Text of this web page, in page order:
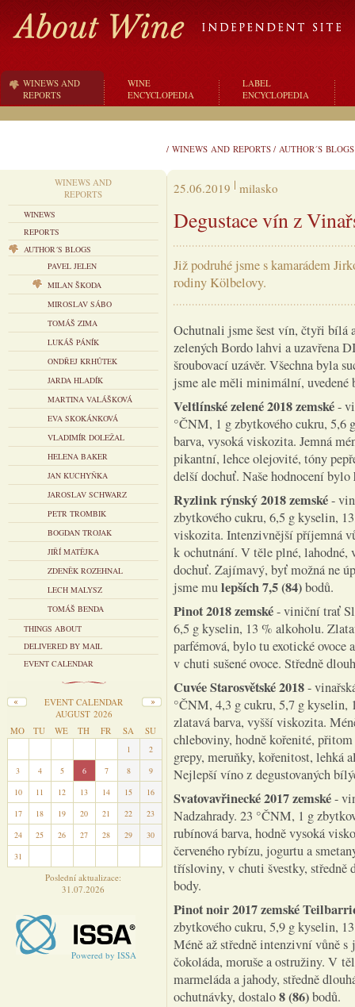
WINEWS AND
REPORTS
WINE
ENCYCLOPEDIA
LABEL
ENCYCLOPEDIA
/ WINEWS AND REPORTS / AUTHOR´S BLOGS
WINEWS AND
REPORTS
WINEWS
REPORTS
AUTHOR´S BLOGS
PAVEL JELEN
MILAN ŠKODA
MIROSLAV SÁBO
TOMÁŠ ZIMA
LUKÁŠ PÁNÍK
ONDŘEJ KRHŮTEK
JARDA HLADÍK
MARTINA VALÁŠKOVÁ
EVA SKOKÁNKOVÁ
VLADIMÍR DOLEŽAL
HELENA BAKER
JAN KUCHYŇKA
JAROSLAV SCHWARZ
PETR TROMBIK
BOGDAN TROJAK
JIŘÍ MATĚJKA
ZDENĚK ROZEHNAL
LECH MALYSZ
TOMÁŠ BENDA
THINGS ABOUT
DELIVERED BY MAIL
EVENT CALENDAR
EVENT CALENDAR
AUGUST 2026
MO
TU WE TH FR SA SU
1
2
3
4 5 6 7 8
9
10
11 12 13 14 15
16
17
18 19 20 21 22
23
24
25 26 27 28 29
30
31
Poslední aktualizace:
31.07.2026
Powered by ISSA
25.06.2019 milasko
Degustace vín z
Již podruhé jsme s kamarádem
rodiny Kölbelovy.
Ochutnali jsme šest vín, čtyři bílá
zelených Bordo lahvi a uzavřena
šroubovací uzávěr. Všechna byla
jsme ale měli minimální, uvedené
Veltlínské zelené 2018 zemské-
°ČNM, 1 g zbytkového cukru, 5,6
barva, vysoká viskozita. Jemná
pikantní, lehce olejovité, tóny
delší dochuť. Naše hodnocení bylo
Ryzlink rýnský 2018 zemské-
zbytkového cukru, 6,5 g kyselin,
viskozita. Intenzivnější příjemná
k ochutnání. V těle plné, lahodné,
dochuť. Zajímavý, byť možná ne
jsme mulepších 7,5 (84)bodů.
Pinot 2018 zemské- viniční trať
6,5 g kyselin, 13 % alkoholu.
parfémová, bylo tu exotické ovoce
v chuti sušené ovoce. Středně
Cuvée Starosvětské 2018-
°ČNM, 4,3 g cukru, 5,7 g kyselin,
zlatavá barva, vyšší viskozita.
chleboviny, hodně kořenité,
grepy, meruňky, kořenitost, lehká
Nejlepší víno z degustovaných
Svatovavřinecké 2017 zemské-
Nadzahrady. 23 °ČNM, 1 g
rubínová barva, hodně vysoká
červeného rybízu, jogurtu a
třísloviny, v chuti švestky,
body.
Pinot noir 2017 zemské
zbytkového cukru, 5,9 g kyselin,
Méně až středně intenzivní vůně
čokoláda, moruše a ostružiny. V
marmeláda a jahody, středně
ochutnávky, dostalo8 (86)bodů.